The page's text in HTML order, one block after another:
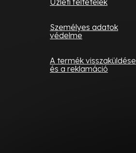
Személyes adatok
védelme
A termék visszaküldése
és a reklamáció